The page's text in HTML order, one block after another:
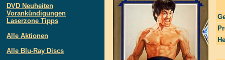
DVD Neuheiten
Vorankündigungen
Laserzone Tipps
Alle Aktionen
Alle Blu-Ray Discs